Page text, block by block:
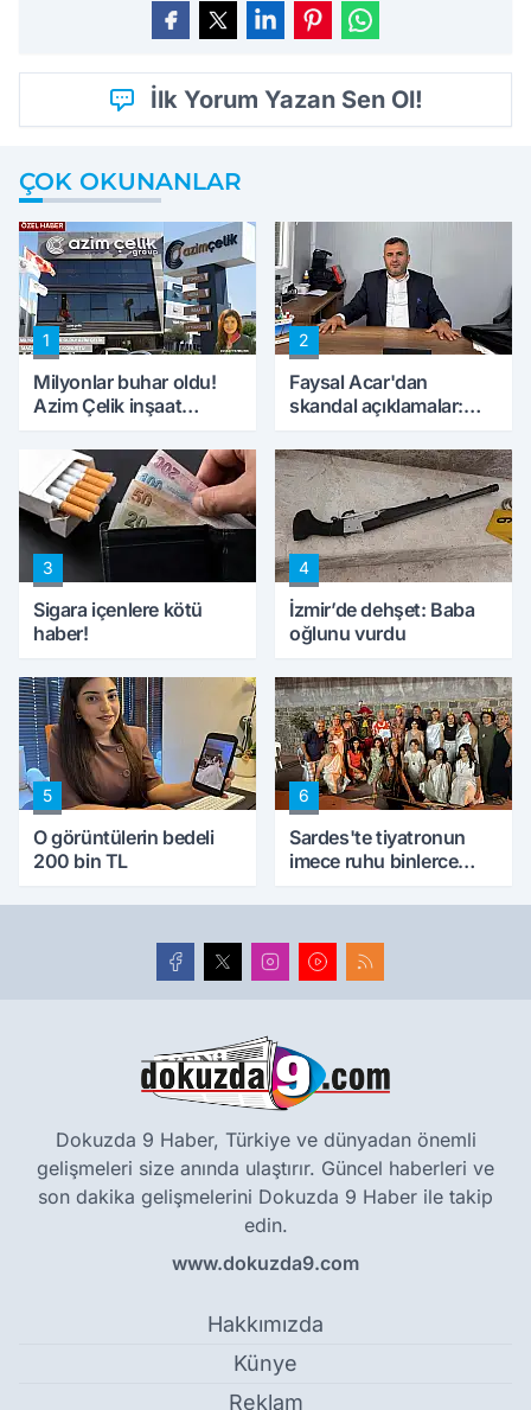
İlk Yorum Yazan Sen Ol!
ÇOK OKUNANLAR
1
Milyonlar buhar oldu!
Azim Çelik inşaat
konuştu
2
Faysal Acar'dan
skandal açıklamalar:
peynircilerimizi de
kıskaca aldı, müdahale
ettik'
3
Sigara içenlere kötü
haber!
4
İzmir’de dehşet: Baba
oğlunu vurdu
5
O görüntülerin bedeli
200 bin TL
6
Sardes'te tiyatronun
imece ruhu binlerce
Dokuzda 9 Haber, Türkiye ve dünyadan önemli
gelişmeleri size anında ulaştırır. Güncel haberleri ve
son dakika gelişmelerini Dokuzda 9 Haber ile takip
edin.
www.dokuzda9.com
Hakkımızda
Künye
Reklam